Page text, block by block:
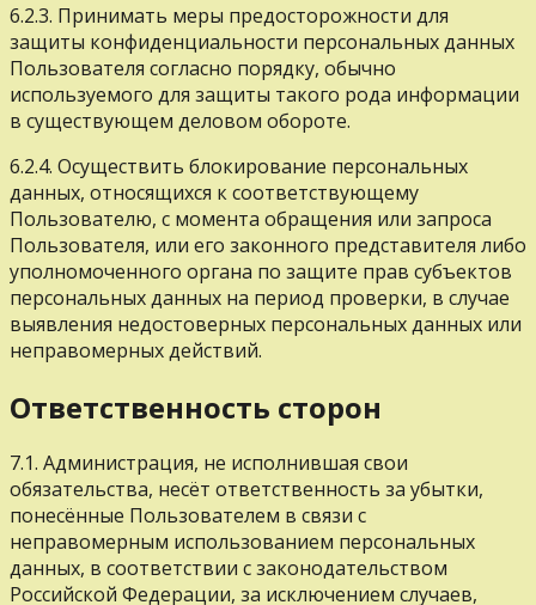
6.2.3. Принимать меры предосторожности для
защиты конфиденциальности персональных данных
Пользователя согласно порядку, обычно
используемого для защиты такого рода информации
в существующем деловом обороте.
6.2.4. Осуществить блокирование персональных
данных, относящихся к соответствующему
Пользователю, с момента обращения или запроса
Пользователя, или его законного представителя либо
уполномоченного органа по защите прав субъектов
персональных данных на период проверки, в случае
выявления недостоверных персональных данных или
неправомерных действий.
Ответственность сторон
7.1. Администрация, не исполнившая свои
обязательства, несёт ответственность за убытки,
понесённые Пользователем в связи с
неправомерным использованием персональных
данных, в соответствии с законодательством
Российской Федерации, за исключением случаев,